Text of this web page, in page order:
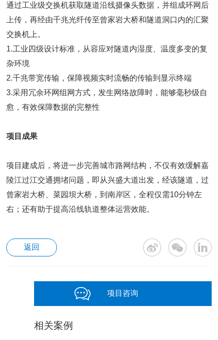
通过工业级交换机获取隧道沿线摄像头数据，并组成环网后
上传，再经由千兆光纤传至曾家岩大桥和隧道洞口内的汇聚
交换机上。
1.工业四级设计标准，从容应对隧道内湿度、温度多变的复
杂环境
2.千兆带宽传输，保障视频实时流畅的传输到显示终端
3.采用冗余环网组网方式，发生网络故障时，能够毫秒级自
愈，有效保障数据的完整性
项目成果
项目建成后，将进一步完善城市路网结构，不仅有效缓解嘉
陵江过江交通拥堵问题，即从兴盛大道出发，经该隧道，过
曾家岩大桥、菜园坝大桥，到南岸区，全程仅需10分钟左
右；还有助于提高沿线轨道整体运营效能。
返回
项目咨询
相关案例